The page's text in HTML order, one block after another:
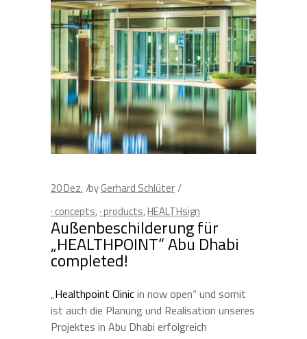
20Dez. byGerhard Schlüter
· concepts,· products,HEALTHsign
Außenbeschilderung für
„HEALTHPOINT“ Abu Dhabi
completed!
„Healthpoint Clinicin now open“ und somit
ist auch die Planung und Realisation unseres
Projektes in Abu Dhabi erfolgreich